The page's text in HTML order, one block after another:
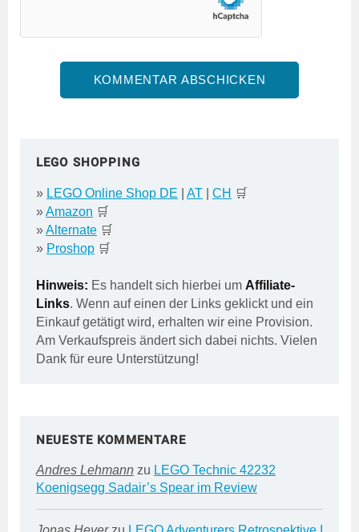
LEGO SHOPPING
» LEGO Online Shop DE AT CH 🛒
»Amazon 🛒
»Alternate 🛒
» Proshop 🛒
Hinweis: Es handelt sich hierbei um Affiliate-
Links. Wenn auf einen der Links geklickt und ein
Einkauf getätigt wird, erhalten wir eine Provision.
Am Verkaufspreis ändert sich dabei nichts. Vielen
Dank für eure Unterstützung!
NEUESTE KOMMENTARE
Andres Lehmann zu LEGO Technic 42232
Koenigsegg Sadair’s Spear im Review